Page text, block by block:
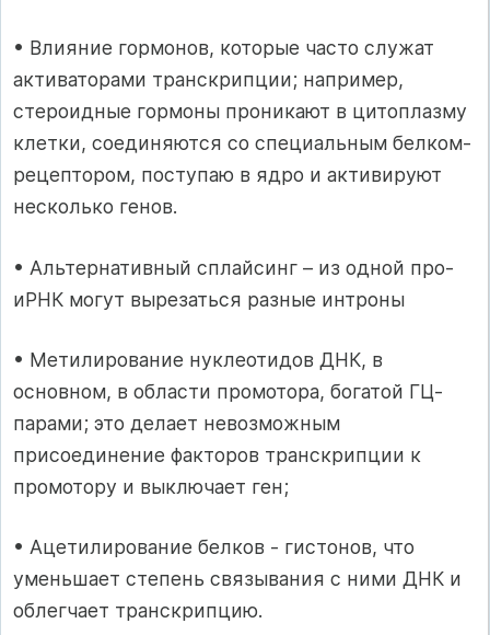
• Влияние гормонов, которые часто служат
активаторами транскрипции; например,
стероидные гормоны проникают в цитоплазму
клетки, соединяются со специальным белком-
рецептором, поступаю в ядро и активируют
несколько генов.
• Альтернативный сплайсинг – из одной про-
иРНК могут вырезаться разные интроны
• Метилирование нуклеотидов ДНК, в
основном, в области промотора, богатой ГЦ-
парами; это делает невозможным
присоединение факторов транскрипции к
промотору и выключает ген;
• Ацетилирование белков - гистонов, что
уменьшает степень связывания с ними ДНК и
облегчает транскрипцию.